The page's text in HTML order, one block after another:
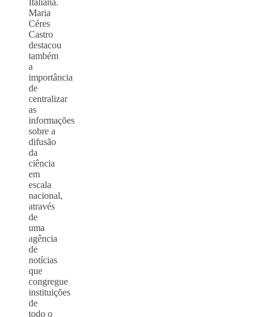
Maria
Céres
Castro
destacou
também
a
importância
de
centralizar
as
informações
sobre a
difusão
da
ciência
em
escala
nacional,
através
de
uma
agência
de
notícias
que
congregue
instituições
de
todo o